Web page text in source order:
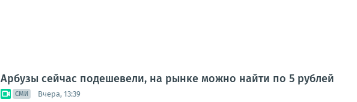
Арбузы сейчас подешевели, на рынке можно найти по 5 рублей
СМИ Вчера, 13:39